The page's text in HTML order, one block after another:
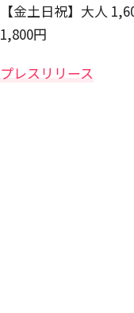
【金土日祝】大人
1,800円
プレスリリース